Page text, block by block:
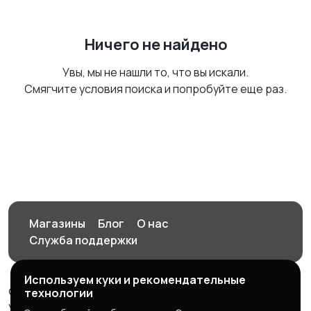
Ничего не найдено
Увы, мы не нашли то, что вы искали.
Смягчите условия поиска и попробуйте еще раз.
Магазины Блог
О нас
Служба поддержки
© 2026 Орен-АЙ - Авто | Недвижимость | Работа |
Используем куки и рекомендательные
технологии